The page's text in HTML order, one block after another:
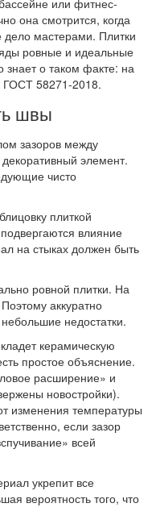
или фитнес-
она смотрится, когда
мастерами. Плитки
ровные и идеальные
о таком факте: на
ГОСТ 58271-2018.
швы
зазоров между
элемент.
чисто
плиткой
влияние
на стыках должен быть
ровной плитки. На
аккуратно
недостатки.
керамическую
простое объяснение.
расширение» и
новостройки).
изменения температуры
если зазор
всей
укрепит все
вероятность того, что